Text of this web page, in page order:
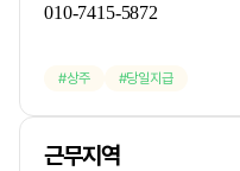
010-7415-5872
상주 당일지급
근무지역